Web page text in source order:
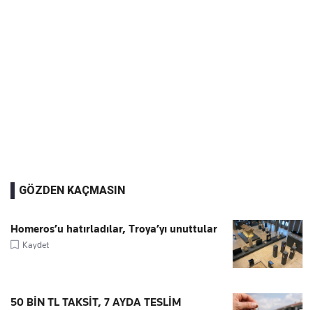
GÖZDEN KAÇMASIN
Homeros’u hatırladılar, Troya’yı unuttular
Kaydet
50 BİN TL TAKSİT, 7 AYDA TESLİM